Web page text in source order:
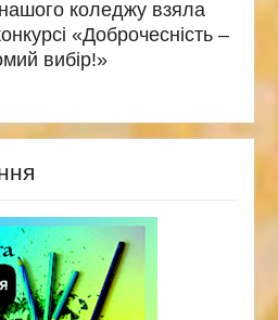
коледжу взяла
«Доброчесність –
вибір!»